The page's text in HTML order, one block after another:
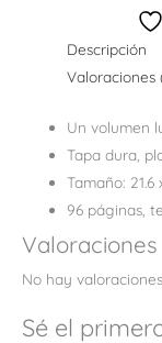
Descripción
Valoraciones
Un volumen
Tapa dura,
Tamaño: 21.6
96 páginas,
Valoraciones
No hay
Sé el